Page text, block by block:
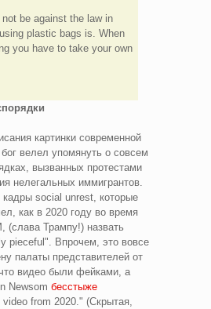
not be against the law in
plastic bags is. When
you have to take your own
картинки современной
велел упомянуть о совсем
вызванных протестами
нелегальных иммигрантов.
social unrest, которые
как в 2020 году во время
(слава Трампу!) назвать
pieceful". Впрочем, это вовсе
палаты представителей от
видео были фейками, а
Newsom бесстыже
video from 2020." (Скрытая,